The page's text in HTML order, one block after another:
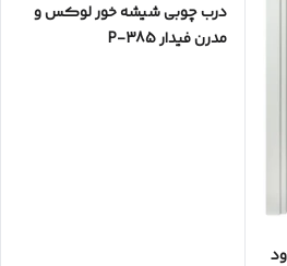
درب چوبی شیشه خور لوکس و
مدرن فیدار P-385